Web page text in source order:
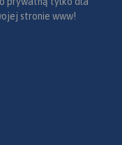
stronie www!